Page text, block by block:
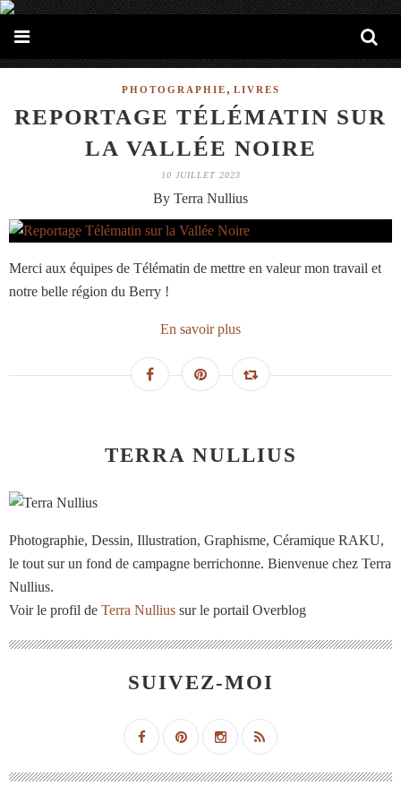
PHOTOGRAPHIE , LIVRES
REPORTAGE TÉLÉMATIN SUR
LA VALLÉE NOIRE
10 JUILLET 2023
By Terra Nullius
Merci aux équipes de Télématin de mettre en valeur mon travail et
notre belle région du Berry !
En savoir plus
TERRA NULLIUS
Photographie, Dessin, Illustration, Graphisme, Céramique RAKU,
le tout sur un fond de campagne berrichonne. Bienvenue chez Terra
Nullius.
Voir le profil de Terra Nullius sur le portail Overblog
SUIVEZ-MOI